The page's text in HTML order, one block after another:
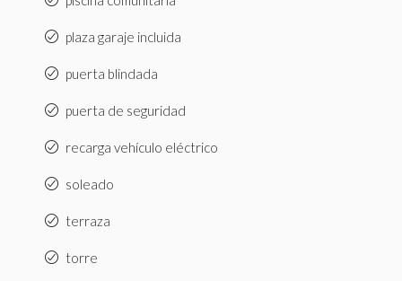
plaza garaje incluida
puerta blindada
puerta de seguridad
recarga vehículo eléctrico
soleado
terraza
torre